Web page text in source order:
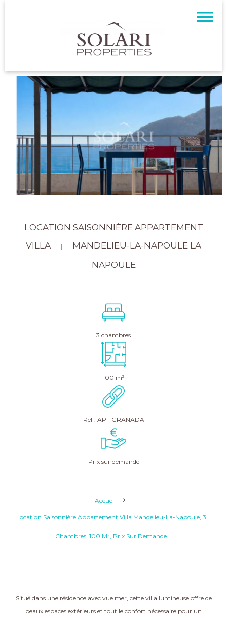
LOCATION SAISONNIÈRE APPARTEMENT
VILLA
|
MANDELIEU-LA-NAPOULE LA
NAPOULE
3 chambres
100 m²
Ref : APT GRANADA
Prix sur demande
Accueil
Location Saisonnière Appartement Villa Mandelieu-La-Napoule, 3
Chambres, 100 M², Prix Sur Demande
Situé dans une résidence avec vue mer, cette villa lumineuse offre de
beaux espaces extérieurs et tout le confort nécessaire pour un